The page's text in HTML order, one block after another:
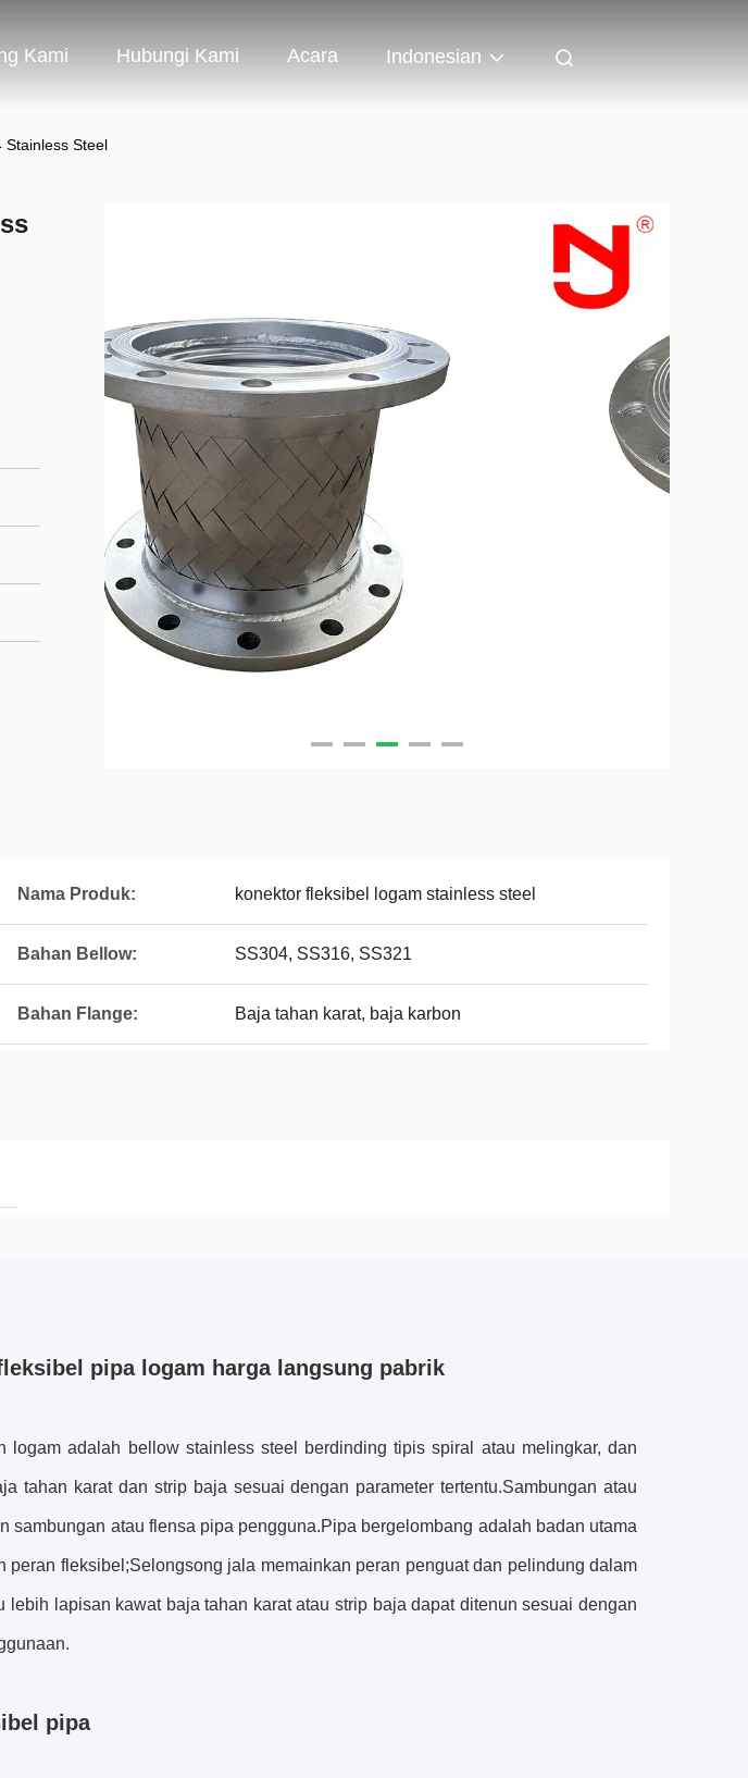
Kami Hubungi Kami Acara Indonesian
Stainless Steel
Nama Produk: konektor fleksibel logam stainless steel
Bahan Bellow: SS304, SS316, SS321
Bahan Flange: Baja tahan karat, baja karbon
pipa logam harga langsung pabrik
logam adalah bellow stainless steel berdinding tipis spiral atau melingkar, dan
tahan karat dan strip baja sesuai dengan parameter tertentu.Sambungan atau
sambungan atau flensa pipa pengguna.Pipa bergelombang adalah badan utama
peran fleksibel;Selongsong jala memainkan peran penguat dan pelindung dalam
lebih lapisan kawat baja tahan karat atau strip baja dapat ditenun sesuai dengan
pipa